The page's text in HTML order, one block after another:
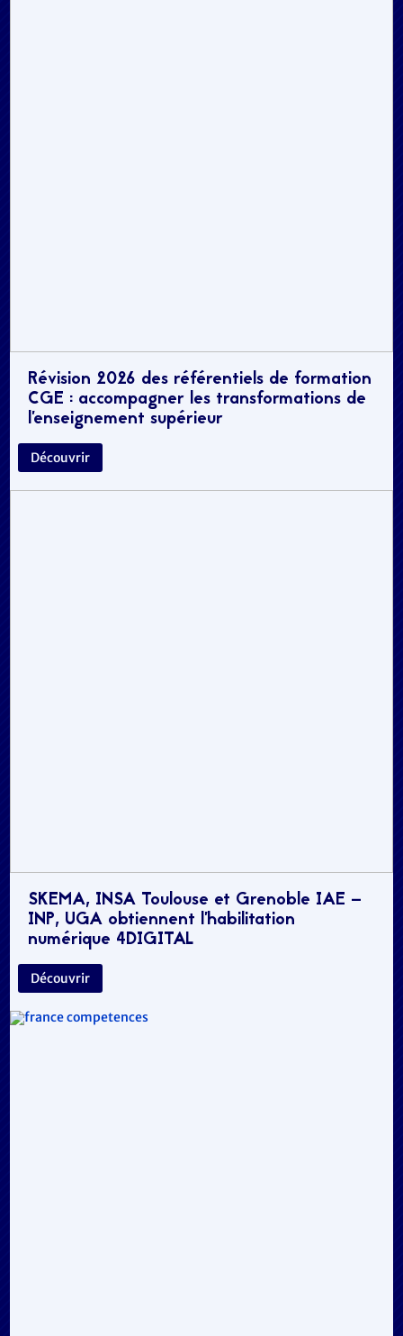
Révision 2026 des référentiels de formation
CGE : accompagner les transformations de
l’enseignement supérieur
Découvrir
SKEMA, INSA Toulouse et Grenoble IAE –
INP, UGA obtiennent l’habilitation
numérique 4DIGITAL
Découvrir